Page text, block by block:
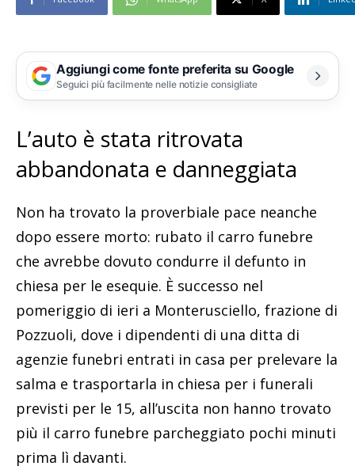
Aggiungi come fonte preferita su Google
Seguici più facilmente nelle notizie consigliate
L’auto è stata ritrovata
abbandonata e danneggiata
Non ha trovato la proverbiale pace neanche
dopo essere morto: rubato il carro funebre
che avrebbe dovuto condurre il defunto in
chiesa per le esequie. È successo nel
pomeriggio di ieri a Monterusciello, frazione di
Pozzuoli, dove i dipendenti di una ditta di
agenzie funebri entrati in casa per prelevare la
salma e trasportarla in chiesa per i funerali
previsti per le 15, all’uscita non hanno trovato
più il carro funebre parcheggiato pochi minuti
prima lì davanti.